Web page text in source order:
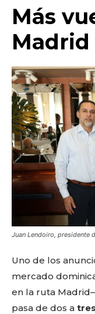
Más
Madrid
Juan Lendoiro, presidente
Uno de los
mercado
en la ruta
pasa de dos a